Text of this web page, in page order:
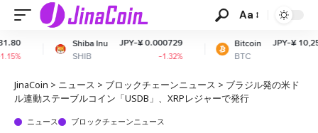
Aa
Inu
JPY-¥ 0.000729
-1.32%
Bitcoin
BTC
JPY-¥ 10,253,634.43
JinaCoin > ニュース > ブロックチェーンニュース > ブラジル発の米ド
ル連動ステーブルコイン「USDB」、XRPレジャーで発行
ニュース ブロックチェーンニュース